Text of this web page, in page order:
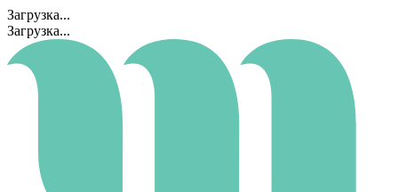
Загрузка...
Загрузка...